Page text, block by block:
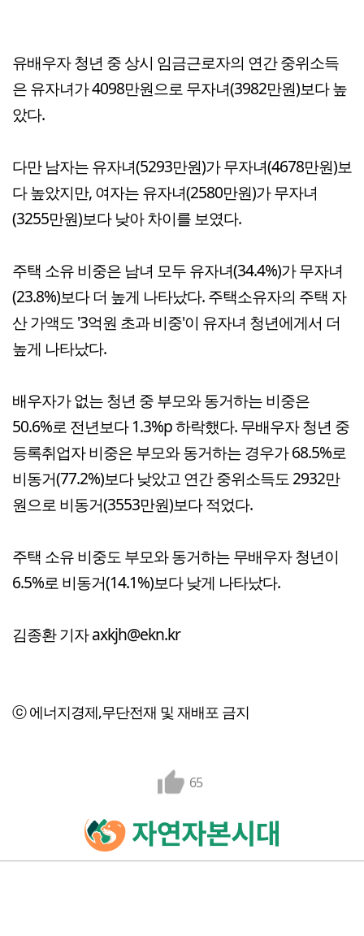
유배우자 청년 중 상시 임금근로자의 연간 중위소득
은 유자녀가 4098만원으로 무자녀(3982만원)보다 높
았다.
다만 남자는 유자녀(5293만원)가 무자녀(4678만원)보
다 높았지만, 여자는 유자녀(2580만원)가 무자녀
(3255만원)보다 낮아 차이를 보였다.
주택 소유 비중은 남녀 모두 유자녀(34.4%)가 무자녀
(23.8%)보다 더 높게 나타났다. 주택소유자의 주택 자
산 가액도 '3억원 초과 비중'이 유자녀 청년에게서 더
높게 나타났다.
배우자가 없는 청년 중 부모와 동거하는 비중은
50.6%로 전년보다 1.3%p 하락했다. 무배우자 청년 중
등록취업자 비중은 부모와 동거하는 경우가 68.5%로
비동거(77.2%)보다 낮았고 연간 중위소득도 2932만
원으로 비동거(3553만원)보다 적었다.
주택 소유 비중도 부모와 동거하는 무배우자 청년이
6.5%로 비동거(14.1%)보다 낮게 나타났다.
김종환 기자 axkjh@ekn.kr
ⓒ 에너지경제,무단전재 및 재배포 금지
65